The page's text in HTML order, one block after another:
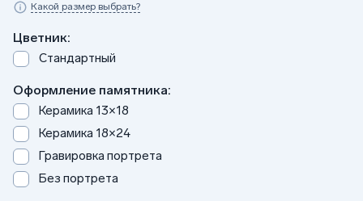
Какой размер выбрать?
Цветник:
Стандартный
Оформление памятника:
Керамика 13×18
Керамика 18×24
Гравировка портрета
Без портрета